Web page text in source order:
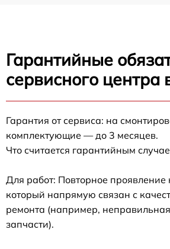
Гарантийные
сервисного центра
Гарантия от сервиса: на
комплектующие — до 3 месяцев.
Что считается гарантийным
Для работ: Повторное проявление
который напрямую связан с
ремонта (например,
запчасти).